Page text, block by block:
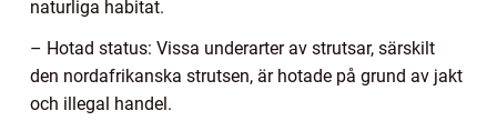
naturliga habitat.
– Hotad status: Vissa underarter av strutsar, särskilt
den nordafrikanska strutsen, är hotade på grund av jakt
och illegal handel.